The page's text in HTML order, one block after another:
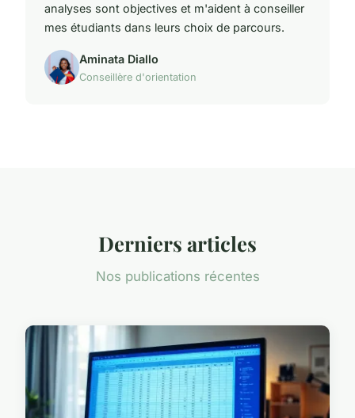
analyses sont objectives et m'aident à conseiller
mes étudiants dans leurs choix de parcours.
Aminata Diallo
Conseillère d'orientation
Derniers articles
Nos publications récentes